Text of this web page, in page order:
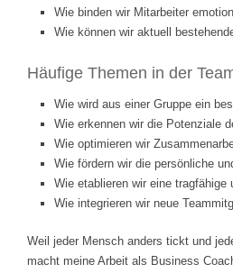
Wie binden wir Mitarbeiter
Wie können wir aktuell
Häufige Themen in der
Wie wird aus einer Gruppe ein
Wie erkennen wir die Potenziale
Wie optimieren wir
Wie fördern wir die persönliche
Wie etablieren wir eine
Wie integrieren wir neue
Weil jeder Mensch anders tickt und
macht meine Arbeit als Business